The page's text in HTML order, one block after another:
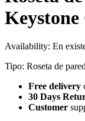
Keystone
Availability: En
Tipo: Roseta de
Free delivery
30 Days
Customer